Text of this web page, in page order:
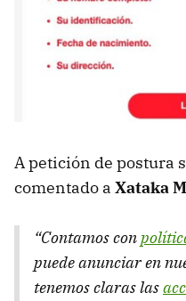
A petición de postura
comentado a Xataka
“Contamos con
puede anunciar en
tenemos claras las